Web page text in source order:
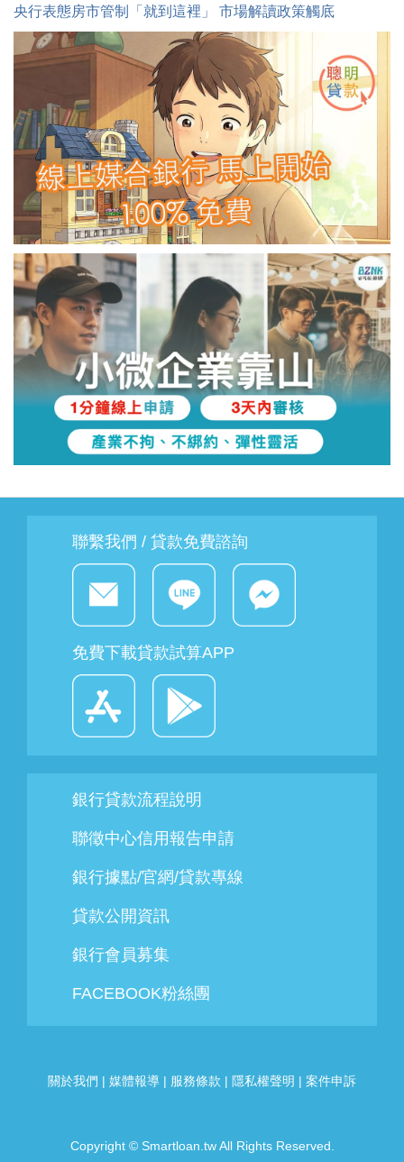
央行表態房市管制「就到這裡」 市場解讀政策觸底
聯繫我們 / 貸款免費諮詢
免費下載貸款試算APP
銀行貸款流程說明
聯徵中心信用報告申請
銀行據點/官網/貸款專線
貸款公開資訊
銀行會員募集
FACEBOOK粉絲團
關於我們 | 媒體報導 | 服務條款 | 隱私權聲明 | 案件申訴
Copyright © Smartloan.tw All Rights Reserved.